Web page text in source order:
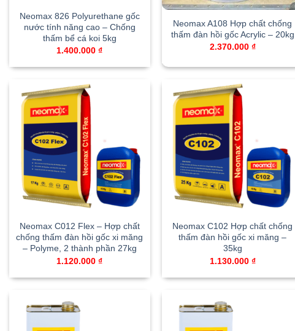
Neomax 826 Polyurethane gốc
nước tính năng cao – Chống
thấm bể cá koi 5kg
1.400.000₫
Neomax A108 Hợp chất chống
thấm đàn hồi gốc Acrylic – 20kg
2.370.000 ₫
Neomax C012 Flex – Hợp chất
chống thấm đàn hồi gốc xi măng
– Polyme, 2 thành phần 27kg
1.120.000₫
Neomax C102 Hợp chất chống
thấm đàn hồi gốc xi măng –
35kg
1.130.000 ₫